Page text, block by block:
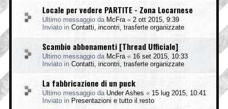
Locale per vedere PARTITE - Zona Locarnese
Ultimo messaggio da McFra « 2 ott 2015, 9:39
Inviato in Contatti, incontri, trasferte organizzate
Scambio abbonamenti [Thread Ufficiale]
Ultimo messaggio da McFra « 16 set 2015, 10:33
Inviato in Contatti, incontri, trasferte organizzate
La fabbricazione di un puck
Ultimo messaggio da Under Ashes « 15 lug 2015, 10:41
Inviato in Presentazioni e tutto il resto